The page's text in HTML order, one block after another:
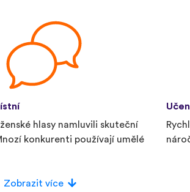
hlasy namluvili skuteční
konkurenti používají umělé
Zobrazit více